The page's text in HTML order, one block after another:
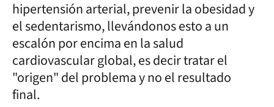
hipertensión arterial, prevenir la obesidad y
el sedentarismo, llevándonos esto a un
escalón por encima en la salud
cardiovascular global, es decir tratar el
"origen" del problema y no el resultado
final.